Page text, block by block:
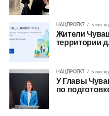
НАЦПРОЕКТ 5
Жители
территории
НАЦПРОЕКТ 5
У Главы
по